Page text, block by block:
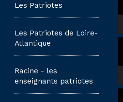
Les Patriotes
Les Patriotes de Loire-
Atlantique
Racine - les
enseignants patriotes